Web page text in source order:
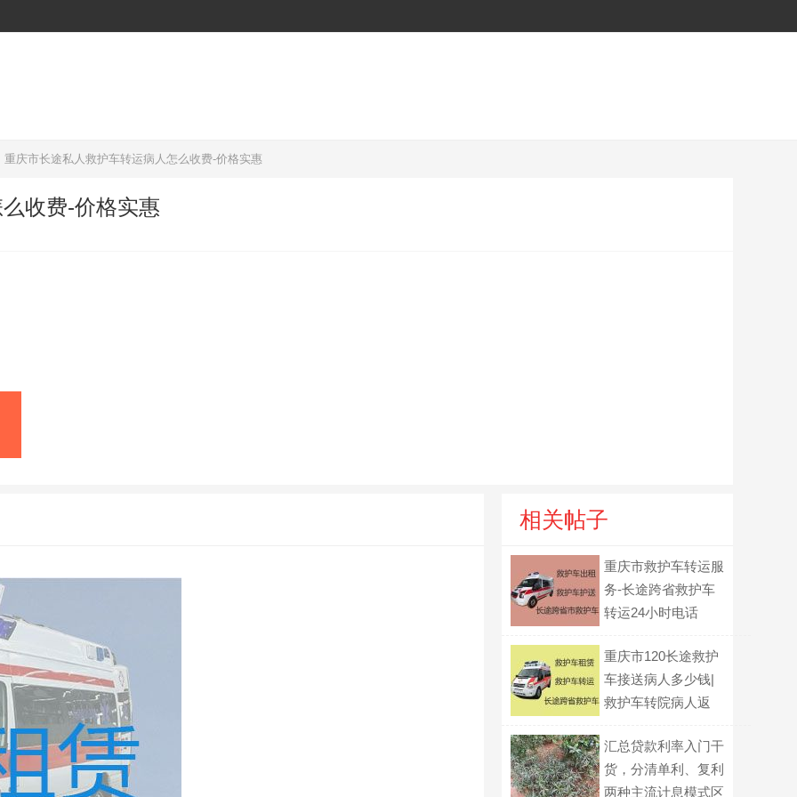
重庆市长途私人救护车转运病人怎么收费-价格实惠
收费-价格实惠
相关帖子
重庆市救护车转运服
务-长途跨省救护车
转运24小时电话
重庆市120长途救护
车接送病人多少钱|
救护车转院病人返
汇总贷款利率入门干
货，分清单利、复利
两种主流计息模式区